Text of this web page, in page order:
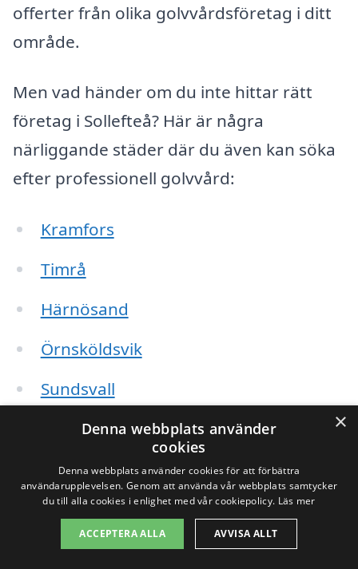
offerter från olika golvvårdsföretag i ditt
område.
Men vad händer om du inte hittar rätt
företag i Sollefteå? Här är några
närliggande städer där du även kan söka
efter professionell golvvård:
Kramfors
Timrå
Härnösand
Örnsköldsvik
Sundsvall
Bjästra
Holmestrand
Långsele
Ragunda
×
Denna webbplats använder
cookies
Denna webbplats använder cookies för att förbättra
användarupplevelsen. Genom att använda vår webbplats samtycker
du till alla cookies i enlighet med vår cookiepolicy. Läs mer
ACCEPTERA ALLA AVVISA ALLT